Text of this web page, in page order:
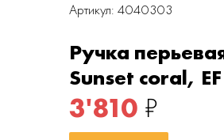
Артикул: 4040303
Ручка
Sunset coral, EF
3'810 ₽